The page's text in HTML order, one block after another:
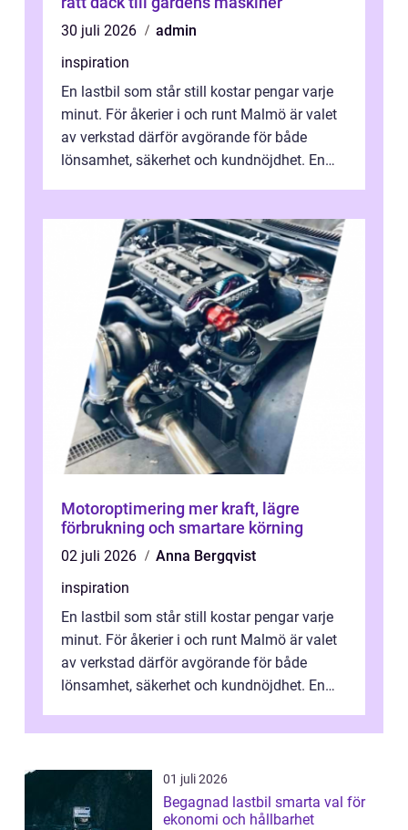
30 juli 2026
admin
inspiration
En lastbil som står still kostar pengar varje
minut. För åkerier i och runt Malmö är valet
av verkstad därför avgörande för både
lönsamhet, säkerhet och kundnöjdhet. En
Motoroptimering mer kraft, lägre
förbrukning och smartare körning
02 juli 2026
Anna Bergqvist
inspiration
En lastbil som står still kostar pengar varje
minut. För åkerier i och runt Malmö är valet
av verkstad därför avgörande för både
lönsamhet, säkerhet och kundnöjdhet. En
01 juli 2026
Begagnad lastbil smarta val för
ekonomi och hållbarhet